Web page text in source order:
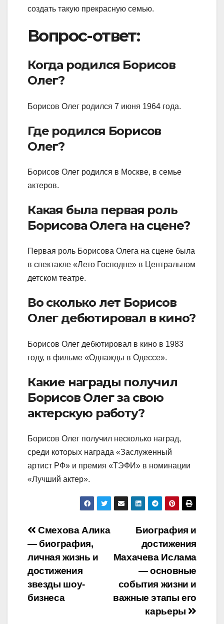
создать такую прекрасную семью.
Вопрос-ответ:
Когда родился Борисов
Олег?
Борисов Олег родился 7 июня 1964 года.
Где родился Борисов
Олег?
Борисов Олег родился в Москве, в семье
актеров.
Какая была первая роль
Борисова Олега на сцене?
Первая роль Борисова Олега на сцене была
в спектакле «Лето Господне» в Центральном
детском театре.
Во сколько лет Борисов
Олег дебютировал в кино?
Борисов Олег дебютировал в кино в 1983
году, в фильме «Однажды в Одессе».
Какие награды получил
Борисов Олег за свою
актерскую работу?
Борисов Олег получил несколько наград,
среди которых награда «Заслуженный
артист РФ» и премия «ТЭФИ» в номинации
«Лучший актер».
Навигация
по
записям
Биография и
достижения
Махачева Ислама
— основные
события жизни и
важные этапы его
карьеры
Смехова Алика
— биография,
личная жизнь и
достижения
звезды шоу-
бизнеса